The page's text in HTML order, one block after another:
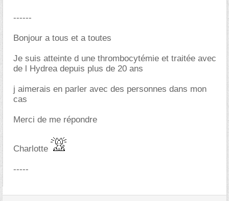
------
Bonjour a tous et a toutes
Je suis atteinte d une thrombocytémie et traitée avec
de l Hydrea depuis plus de 20 ans
j aimerais en parler avec des personnes dans mon
cas
Merci de me répondre
Charlotte
-----